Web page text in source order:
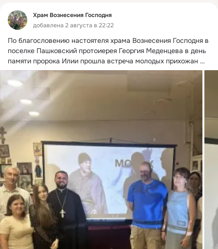
Храм Вознесения Господня
добавлена 2 августа в 22:22
По благословению настоятеля храма Вознесения Господня в
поселке Пашковский протоиерея Георгия Меденцева в день
памяти пророка Илии прошла встреча молодых прихожан
храма с духовником молодёжного центра «Елеон» иереем
Кириллом Мрачко.